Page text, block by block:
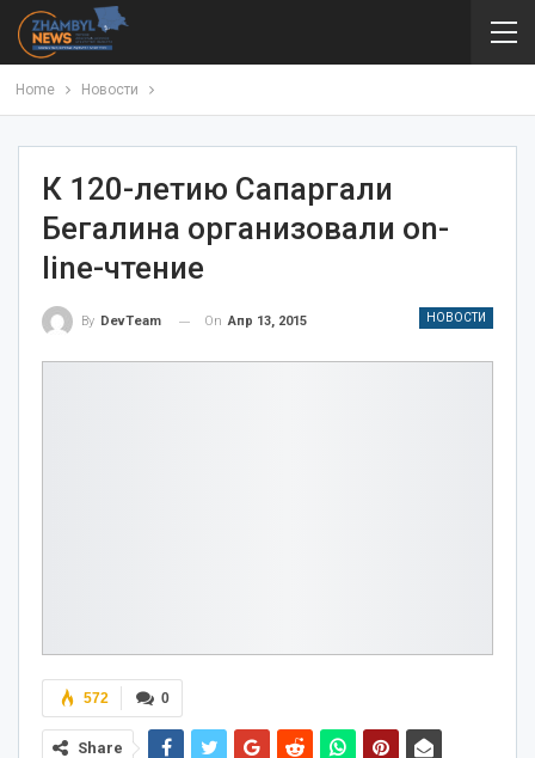
Home Новости
К 120-летию Сапаргали
Бегалина организовали on-
line-чтение
НОВОСТИ
By DevTeam On Апр 13, 2015
0
572
Share